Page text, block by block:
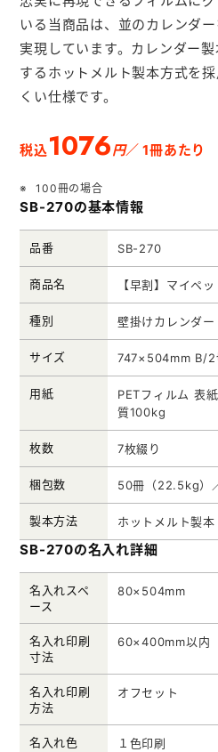
メモ帳本舗
クリアファ
ノベルティ
いる当商品は、並のカレンダ
実現しています。カレンダー
するホットメルト製本方式を
くい仕様です。
税込1076円／ 1冊あたり
100冊の場合
SB-270の基本情報
品番 SB-270
商品名 【早割】マイペッ
種別 壁掛けカレンダー
サイズ 747×504mm B/2
用紙
PETフィルム 表
質100kg
枚数 7枚綴り
梱包数 50冊（22.5kg）
製本方法 ホットメルト製本
SB-270の名入れ詳細
名入れスペ
ース
80×504mm
名入れ印刷
寸法
60×400mm以内
名入れ印刷
方法
オフセット
名入れ色 １色印刷